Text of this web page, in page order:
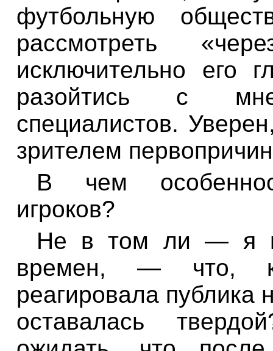
футбольную
рассмотреть
исключительно его
разойтись с
специалистов.
зрителем
В чем
игроков?
Не в том ли — я
времен, — что,
реагировала публика
оставалась